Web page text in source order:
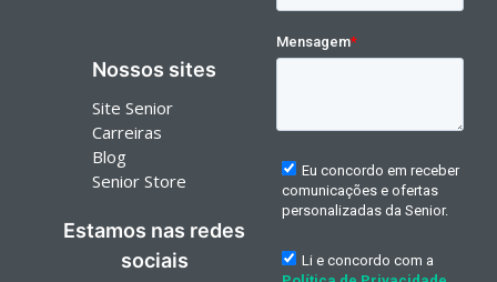
Nossos sites
Site Senior
Carreiras
Blog
Senior Store
Estamos nas redes
sociais